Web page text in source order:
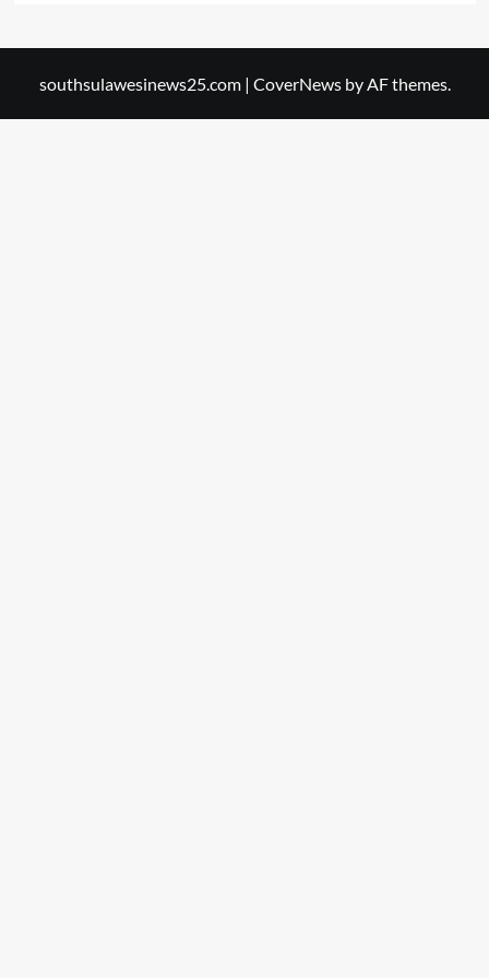
southsulawesinews25.com | CoverNewsby AF themes.